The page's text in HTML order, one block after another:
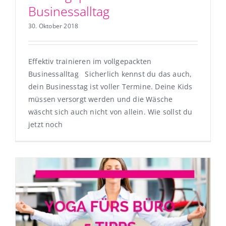
Businessalltag
30. Oktober 2018
Effektiv trainieren im vollgepackten
Businessalltag Sicherlich kennst du das auch,
dein Businesstag ist voller Termine. Deine Kids
müssen versorgt werden und die Wäsche
wäscht sich auch nicht von allein. Wie sollst du
jetzt noch